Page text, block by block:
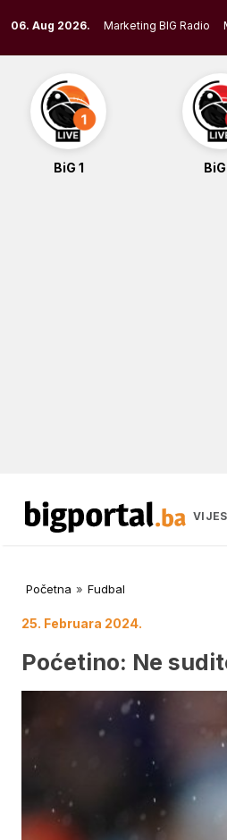
to
content
06. Aug 2026. Marketing BIG Radio
BiG 1
Početna » Fudbal
25. Februara 2024.
Poćetino: Ne